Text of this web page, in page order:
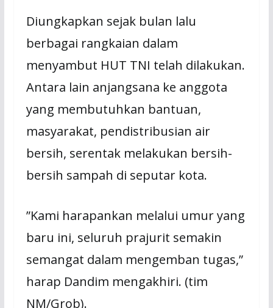
Diungkapkan sejak bulan lalu
berbagai rangkaian dalam
menyambut HUT TNI telah dilakukan.
Antara lain anjangsana ke anggota
yang membutuhkan bantuan,
masyarakat, pendistribusian air
bersih, serentak melakukan bersih-
bersih sampah di seputar kota.
”Kami harapankan melalui umur yang
baru ini, seluruh prajurit semakin
semangat dalam mengemban tugas,”
harap Dandim mengakhiri. (tim
NM/Grob).